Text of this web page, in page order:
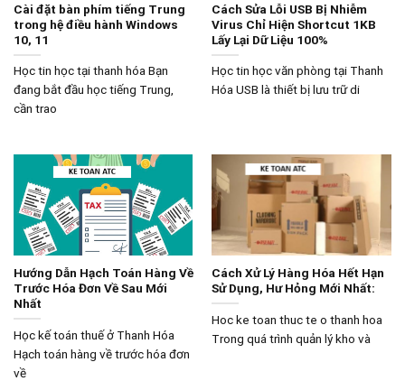
Cài đặt bàn phím tiếng Trung
trong hệ điều hành Windows
10, 11
Học tin học tại thanh hóa Bạn
đang bắt đầu học tiếng Trung,
cần trao
Cách Sửa Lỗi USB Bị Nhiễm
Virus Chỉ Hiện Shortcut 1KB
Lấy Lại Dữ Liệu 100%
Học tin học văn phòng tại Thanh
Hóa USB là thiết bị lưu trữ di
Hướng Dẫn Hạch Toán Hàng Về
Trước Hóa Đơn Về Sau Mới
Nhất
Học kế toán thuế ở Thanh Hóa
Hạch toán hàng về trước hóa đơn
về
Cách Xử Lý Hàng Hóa Hết Hạn
Sử Dụng, Hư Hỏng Mới Nhất:
Hoc ke toan thuc te o thanh hoa
Trong quá trình quản lý kho và